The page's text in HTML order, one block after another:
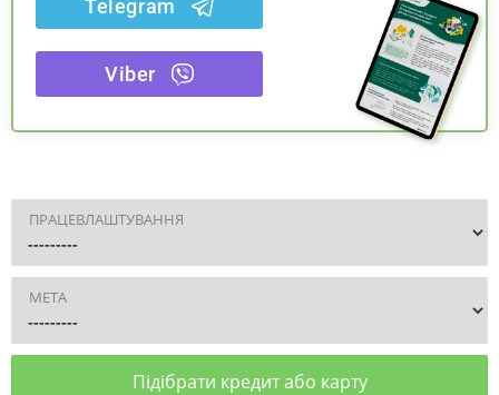
Telegram
Viber
ПРАЦЕВЛАШТУВАННЯ
МЕТА
Підібрати кредит або карту